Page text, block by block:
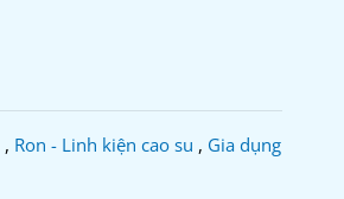
, Ron - Linh kiện cao su , Gia dụng